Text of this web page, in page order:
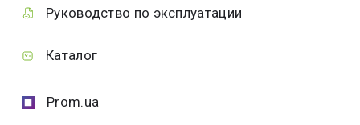
Руководство по эксплуатации
Каталог
Prom.ua